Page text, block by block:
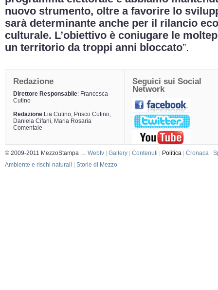
nuovo strumento, oltre a favorire lo
sarà determinante anche per il rilancio
culturale. L’obiettivo è coniugare le
un territorio da troppi anni bloccato”.
Redazione
Direttore Responsabile: Francesca
Cutino
Redazione:Lia Cutino, Prisco Cutino,
Daniela Cifani, Maria Rosaria
Comentale
Seguici sui Social
Network
© 2009-2011 MezzoStampa → Webtv Gallery Contenuti Politica Cronaca
Ambiente e rischi naturali Storie di Mezzo